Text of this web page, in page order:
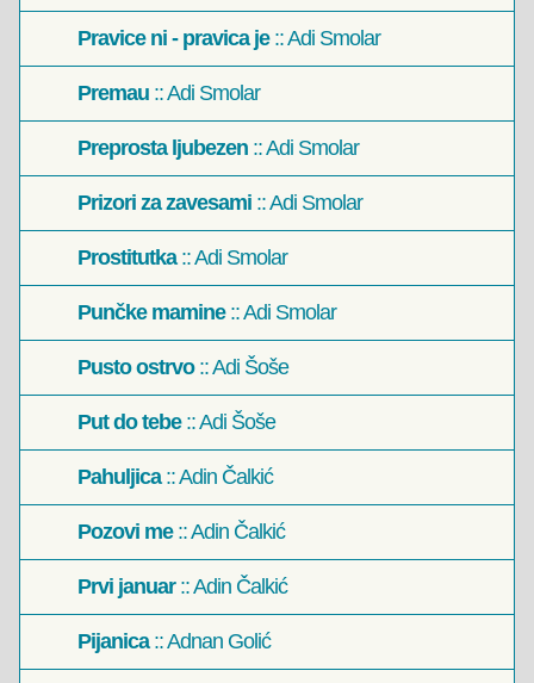
Pravice ni - pravica je:: Adi Smolar
Premau :: Adi Smolar
Preprosta ljubezen :: Adi Smolar
Prizori za zavesami :: Adi Smolar
Prostitutka:: Adi Smolar
Punčke mamine:: Adi Smolar
Pusto ostrvo:: Adi Šoše
Put do tebe:: Adi Šoše
Pahuljica:: Adin Čalkić
Pozovi me:: Adin Čalkić
Prvi januar:: Adin Čalkić
Pijanica:: Adnan Golić